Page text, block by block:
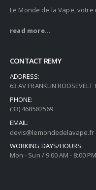
Le Monde de la Vape,
read more...
CONTACT REMY
ADDRESS:
63 AV FRANKLIN ROOSEVELT
PHONE:
(33) 468582569
EMAIL:
devis@lemondedelavape.fr
WORKING DAYS/HOURS:
Mon - Sun / 9:00 AM - 8:00 PM